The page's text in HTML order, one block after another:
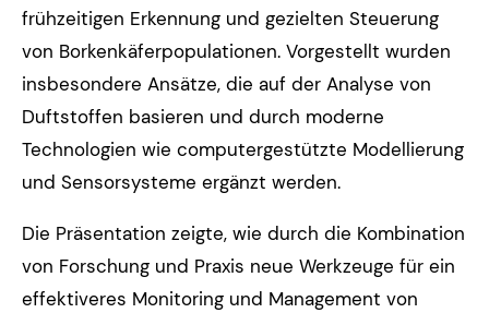
frühzeitigen Erkennung und gezielten Steuerung
von Borkenkäferpopulationen. Vorgestellt wurden
insbesondere Ansätze, die auf der Analyse von
Duftstoffen basieren und durch moderne
Technologien wie computergestützte Modellierung
und Sensorsysteme ergänzt werden.
Die Präsentation zeigte, wie durch die Kombination
von Forschung und Praxis neue Werkzeuge für ein
effektiveres Monitoring und Management von